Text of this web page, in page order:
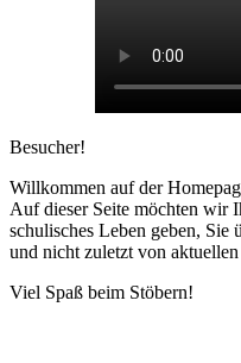
Besucher!
Willkommen auf der
Auf dieser Seite möchten wir
schulisches Leben geben, Sie
und nicht zuletzt von
Viel Spaß beim Stöbern!